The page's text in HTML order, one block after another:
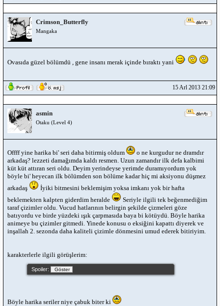
Crimson_Butterfly
Mangaka
Ovasıda güzel bölümdü , gene insanı merak içinde bıraktı yani
15 Arl 2013 21:09
asmin
Otaku (Level 4)
Offff yine harika bi' seri daha bitirmiş oldum
o ne kurgudur ne dramdır
arkadaş? lezzeti damağımda kaldı resmen. Uzun zamandır ilk defa kalbimi
küt küt attıran seri oldu. Deyim yerindeyse yerimde duramıyordum yok
böyle bi' heyecan ilk bölümden son bölüme kadar hiç mi aksiyonu düşmez
arkadaş
İyiki bitmesini beklemişim yoksa imkanı yok bir hafta
beklemekten kalpten giderdim heralde
Seriyle ilgili tek beğenmediğim
taraf çizimler oldu. Vucud hatlarının belirgin şekilde çizmeleri göze
batıyordu ve birde yüzdeki ışık çarpmasıda baya bi kötüydü. Böyle harika
animeye bu çizimler gitmedi. Yinede konusu o eksiğini kapattı diyerek ve
inşallah 2. sezonda daha kaliteli çizimle dönmesini umud ederek bitiriyim.
karakterlerle ilgili görüşlerim:
Spoiler:
Böyle harika seriler niye çabuk biter ki